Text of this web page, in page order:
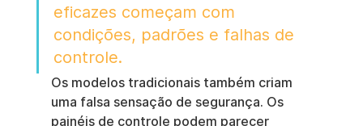
eficazes começam com
condições, padrões e falhas de
controle.
Os modelos tradicionais também criam
uma falsa sensação de segurança. Os
painéis de controle podem parecer